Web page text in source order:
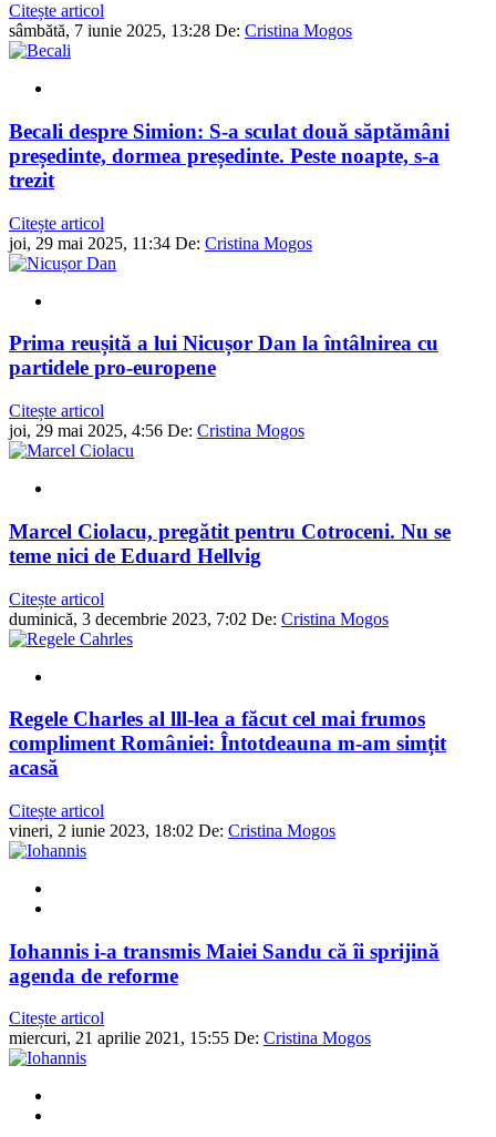
Citește articol
sâmbătă, 7 iunie 2025, 13:28 De: Cristina Mogos
Becali despre Simion: S-a sculat două săptămâni
președinte, dormea președinte. Peste noapte, s-a
trezit
Citește articol
joi, 29 mai 2025, 11:34 De: Cristina Mogos
Prima reușită a lui Nicușor Dan la întâlnirea cu
partidele pro-europene
Citește articol
joi, 29 mai 2025, 4:56 De: Cristina Mogos
Marcel Ciolacu, pregătit pentru Cotroceni. Nu se
teme nici de Eduard Hellvig
Citește articol
duminică, 3 decembrie 2023, 7:02 De: Cristina Mogos
Regele Charles al lll-lea a făcut cel mai frumos
compliment României: Întotdeauna m-am simțit
acasă
Citește articol
vineri, 2 iunie 2023, 18:02 De: Cristina Mogos
Iohannis i-a transmis Maiei Sandu că îi sprijină
agenda de reforme
Citește articol
miercuri, 21 aprilie 2021, 15:55 De: Cristina Mogos